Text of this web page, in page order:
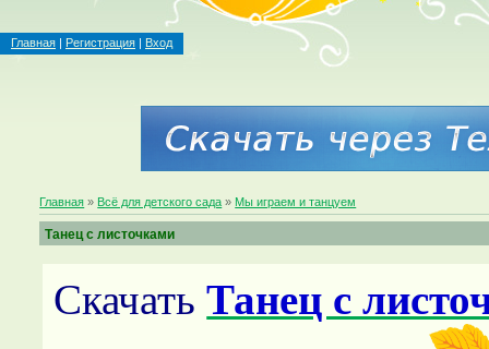
Главная | Регистрация | Вход
Главная » Всё для детского сада » Мы играем и танцуем
Танец с листочками
СкачатьТанец с